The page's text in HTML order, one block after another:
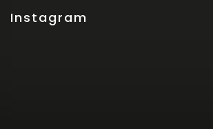
Instagram